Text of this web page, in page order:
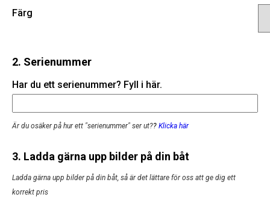
Färg
2. Serienummer
Har du ett serienummer? Fyll i här.
Är du osäker på hur ett "serienummer" ser ut?? Klicka här
3. Ladda gärna upp bilder på din båt
Ladda gärna upp bilder på din båt, så är det lättare för oss att ge dig ett
korrekt pris